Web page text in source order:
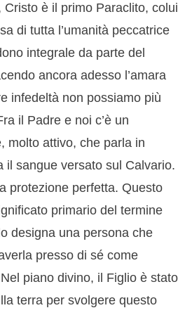
è il primo Paraclito, colui
di tutta l’umanità peccatrice
integrale da parte del
ancora adesso l’amara
infedeltà non possiamo più
il Padre e noi c’è un
molto attivo, che parla in
il sangue versato sul Calvario.
protezione perfetta. Questo
primario del termine
designa una persona che
presso di sé come
piano divino, il Figlio è stato
terra per svolgere questo